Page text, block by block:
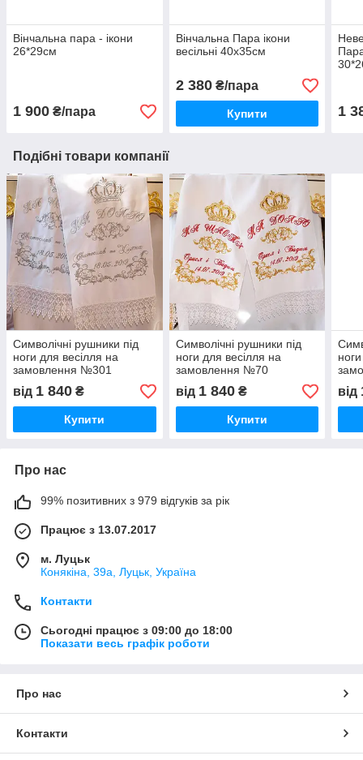
Вінчальна пара - ікони
26*29см
1 900 ₴/пара
Вінчальна Пара ікони
весільні 40х35см
2 380₴/пара
Купити 1
Подібні товари компанії
Символічні рушники під
ноги для весілля на
замовлення №301
від 1 840 ₴
Купити
Символічні рушники під
ноги для весілля на
замовлення №70
від 1 840₴
Купити
від
Про нас
99% позитивних з 979 відгуків за рік
Працює з 13.07.2017
м. Луцьк
Конякіна, 39а, Луцьк, Україна
Контакти
Сьогодні працює з 09:00 до 18:00
Показати весь графік роботи
Про нас
Контакти